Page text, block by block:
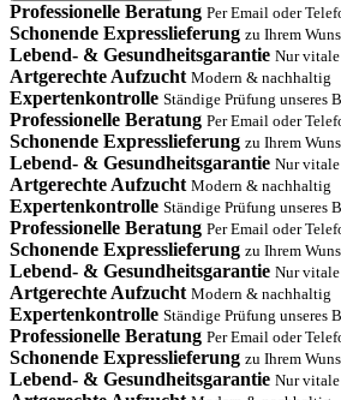
Professionelle Beratung Per Email oder
Schonende Expresslieferung zu Ihrem
Lebend- & Gesundheitsgarantie Nur
Artgerechte Aufzucht Modern & nachhaltig
Expertenkontrolle Ständige Prüfung unseres
Professionelle Beratung Per Email oder
Schonende Expresslieferung zu Ihrem
Lebend- & Gesundheitsgarantie Nur
Artgerechte Aufzucht Modern & nachhaltig
Expertenkontrolle Ständige Prüfung unseres
Professionelle Beratung Per Email oder
Schonende Expresslieferung zu Ihrem
Lebend- & Gesundheitsgarantie Nur
Artgerechte Aufzucht Modern & nachhaltig
Expertenkontrolle Ständige Prüfung unseres
Professionelle Beratung Per Email oder
Schonende Expresslieferung zu Ihrem
Lebend- & Gesundheitsgarantie Nur